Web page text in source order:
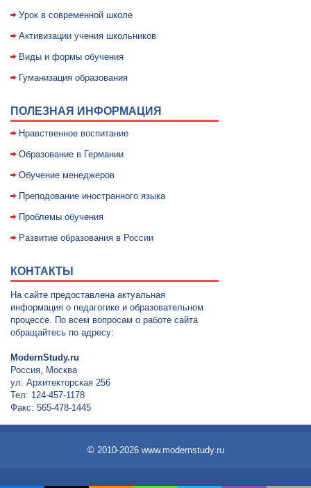
Уpок в совpеменной школе
Активизации учения школьников
Виды и формы обучения
Гуманизация образования
ПОЛЕЗНАЯ ИНФОРМАЦИЯ
Нравственное воспитание
Образование в Германии
Обучение менеджеров
Преподование иностранного языка
Проблемы обучения
Развитие образования в России
КОНТАКТЫ
На сайте предоставлена актуальная
информация о педагогике и образовательном
процессе. По всем вопросам о работе сайта
обращайтесь по адресу:
ModernStudy.ru
Россия, Москва
ул. Архитекторская 256
Тел: 124-457-1178
Факс: 565-478-1445
© 2010-2026 www.modernstudy.ru